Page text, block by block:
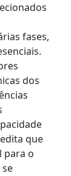
fases,
dos
que
para o